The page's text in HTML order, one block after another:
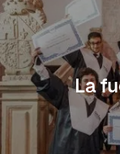
La